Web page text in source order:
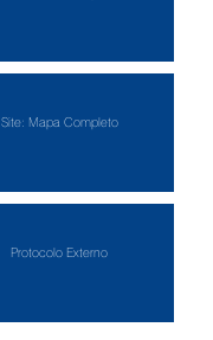
Site: Mapa Completo
Protocolo Externo